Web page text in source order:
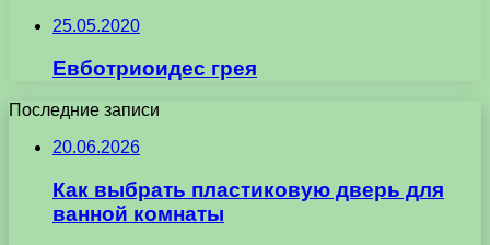
25.05.2020
Евботриоидес грея
Последние записи
20.06.2026
Как выбрать пластиковую дверь для
ванной комнаты